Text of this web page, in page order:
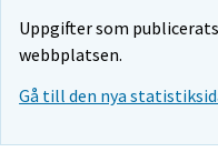
Uppgifter som
webbplatsen.
Gå till den nya